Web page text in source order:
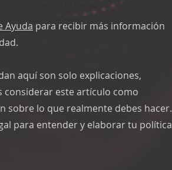
Ayuda para recibir más información
aquí son solo explicaciones,
considerar este artículo como
sobre lo que realmente debes hacer.
para entender y elaborar tu política